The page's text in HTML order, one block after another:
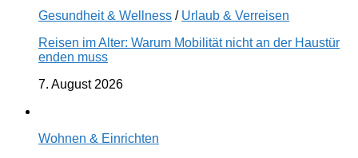
Gesundheit & Wellness / Urlaub & Verreisen
Reisen im Alter: Warum Mobilität nicht an der Haustür
enden muss
7. August 2026
Wohnen & Einrichten